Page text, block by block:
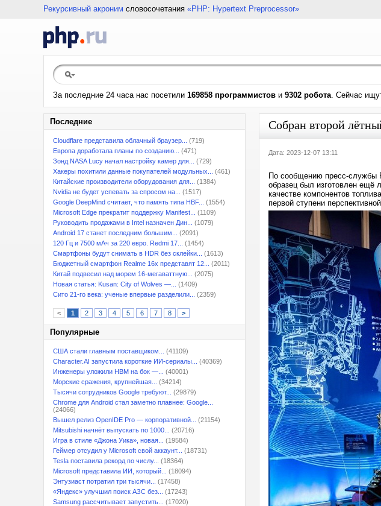
Рекурсивный акроним словосочетания «PHP: Hypertext Preprocessor»
За последние 24 часа нас посетили 169858 программистов и 9302 робота. Сейчас
Последние
Cloudflare представила облачный браузер...
(719)
Европа доработала планы по созданию...
(471)
Зонд NASA Lucy начал настройку камер для...
(729)
Хакеры похитили данные покупателей модульных...
(461)
Китайские производители оборудования для...
(1384)
Nvidia не будет успевать за спросом на...
(1517)
Google DeepMind считает, что память типа HBF...
(1554)
Microsoft Edge прекратит поддержку Manifest...
(1109)
Руководить продажами в Intel назначен Дин...
(1079)
Android 17 станет последним большим...
(2091)
120 Гц и 7500 мАч за 220 евро. Redmi 17...
(1454)
Смартфоны будут снимать в HDR без склейки...
(1613)
Бюджетный смартфон Realme 16x представят 12...
(2011)
Китай подвесил над морем 16-мегаваттную...
(2075)
Новая статья: Kusan: City of Wolves —...
(1409)
Сито 21-го века: ученые впервые разделили...
(2359)
< 1 2 3 4 5 6 7 8 >
Популярные
США стали главным поставщиком...
(41109)
Character.AI запустила короткие ИИ-сериалы...
(40369)
Инженеры уложили HBM на бок —...
(40001)
Морские сражения, крупнейшая...
(34214)
Тысячи сотрудников Google требуют...
(29879)
Chrome для Android стал заметно плавнее: Google...
(24066)
Вышел релиз OpenIDE Pro — корпоративной...
(21154)
Mitsubishi начнёт выпускать по 1000...
(20716)
Игра в стиле «Джона Уика», новая...
(19584)
Геймер отсудил у Microsoft свой аккаунт...
(18731)
Tesla поставила рекорд по числу...
(18364)
Microsoft представила ИИ, который...
(18094)
Энтузиаст потратил три тысячи...
(17458)
«Яндекс» улучшил поиск АЗС без...
(17243)
Samsung рассчитывает запустить...
(17020)
Собран второй
Дата: 2023-12-07 13:11
По сообщению пресс-службы
образец был изготовлен
качестве компонентов
первой ступени